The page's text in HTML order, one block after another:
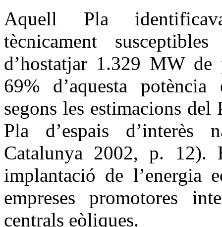
Aquell Pla
tècnicament
d’hostatjar 1.329 MW de
69% d’aquesta
segons les estimacions
Pla d’espais d’interès
Catalunya 2002, p. 12).
implantació de l’energia
empreses promotores
centrals eòliques.